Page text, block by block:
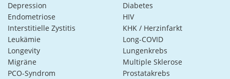
Depression
Diabetes
Endometriose
HIV
Interstitielle Zystitis
KHK / Herzinfarkt
Leukämie
Long-COVID
Longevity
Lungenkrebs
Migräne
Multiple Sklerose
PCO-Syndrom
Prostatakrebs